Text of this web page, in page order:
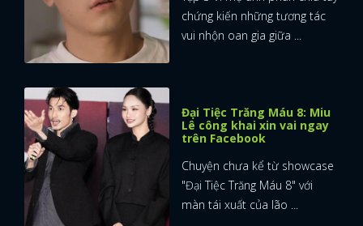
chứng kiến những tương tác
vui nhộn oan gia giữa ...
Đại Tiệc Trăng Máu 8: Miu
Lê công khai xin vai ngay
trên Facebook
Chuyện chưa kể từ showcase
"Đại Tiệc Trăng Máu 8" với
màn tái xuất của lão ...